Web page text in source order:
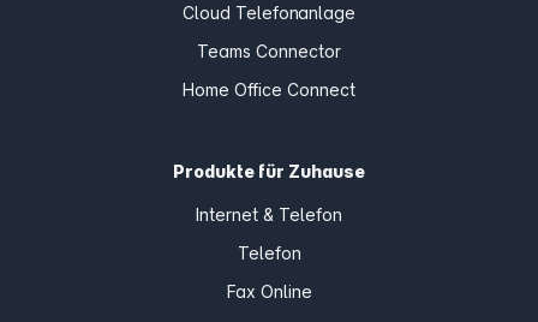
Cloud Telefonanlage
Teams Connector
Home Office Connect
Produkte für Zuhause
Internet & Telefon
Telefon
Fax Online